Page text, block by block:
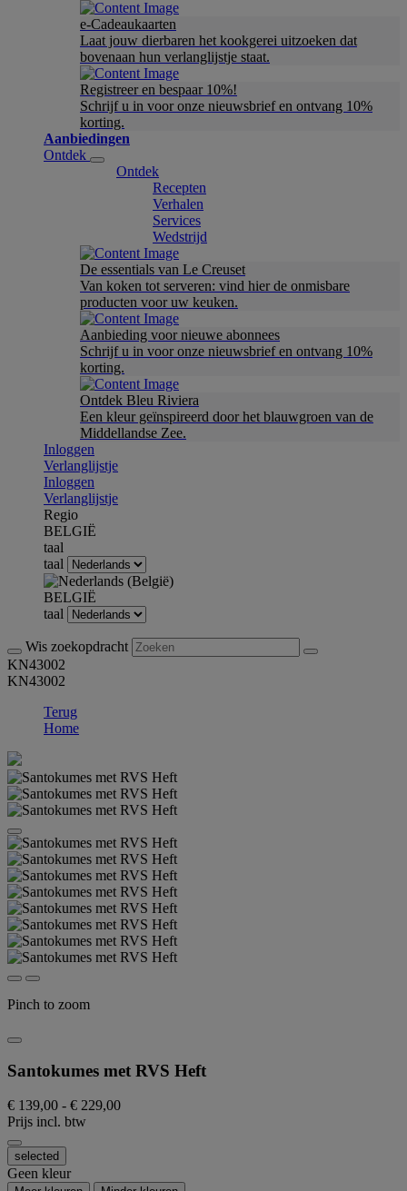
e-Cadeaukaarten
Laat jouw dierbaren het kookgerei uitzoeken dat
bovenaan hun verlanglijstje staat.
Registreer en bespaar 10%!
Schrijf u in voor onze nieuwsbrief en ontvang 10%
korting.
Aanbiedingen
Ontdek
Ontdek
Recepten
Verhalen
Services
Wedstrijd
De essentials van Le Creuset
Van koken tot serveren: vind hier de onmisbare
producten voor uw keuken.
Aanbieding voor nieuwe abonnees
Schrijf u in voor onze nieuwsbrief en ontvang 10%
korting.
Ontdek Bleu Riviera
Een kleur geïnspireerd door het blauwgroen van de
Middellandse Zee.
Inloggen
Verlanglijstje
Inloggen
Verlanglijstje
Regio
BELGIË
taal
taal
BELGIË
taal
Wis zoekopdracht
KN43002
KN43002
Terug
Home
Pinch to zoom
Santokumes met RVS Heft
€ 139,00 - € 229,00
Prijs incl. btw
selected
Geen kleur